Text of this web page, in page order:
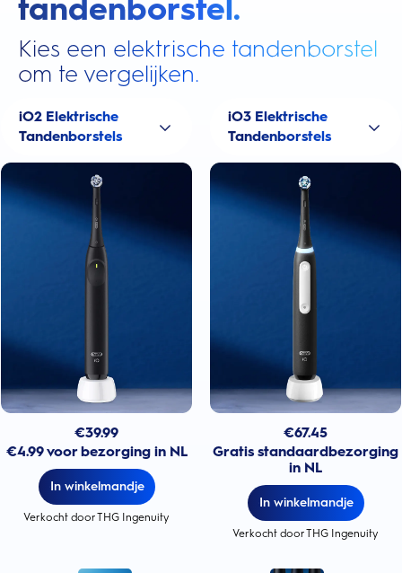
tandenborstel.
Kies een elektrische tandenborstel
om te vergelijken.
iO2 Elektrische
Tandenborstels
€39.99
€4.99 voor bezorging in NL
In winkelmandje
Verkocht door THG Ingenuity
iO3 Elektrische
Tandenborstels
€67.45
Gratis standaardbezorging
in NL
In winkelmandje
Verkocht door THG Ingenuity